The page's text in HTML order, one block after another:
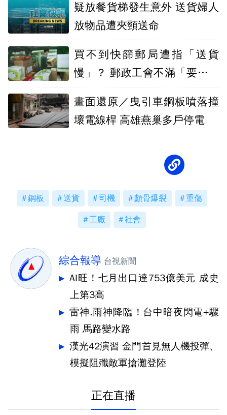
疑放餐貨梯發生意外 送貨婦人
放物品遭夾頸送命
買不到快篩郵局遭指「送貨
慢」？ 郵政工會不滿「要求道
畫面還原／曳引車鋼板噴落撞
壞電線桿 高雄燕巢多戶停電
鋼板 送貨 司機 顱骨爆裂 重傷
工廠 社會
綜合報導 台視新聞
AI旺！七月出口達753億美元 成史
上第3高
雷神.雨神降臨！台中暗夜閃電+驟
雨 馬路變水路
漢光42演習 金門首見無人機投彈、
模擬阻殲敵軍搶灘登陸
正在直播